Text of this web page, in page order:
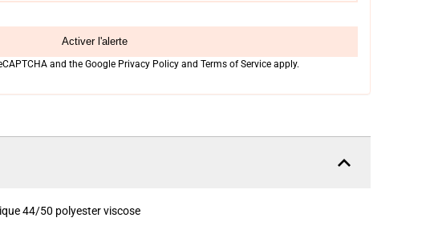
Activer l'alerte
and the Google Privacy PolicyandTerms of Serviceapply.
44/50 polyester viscose